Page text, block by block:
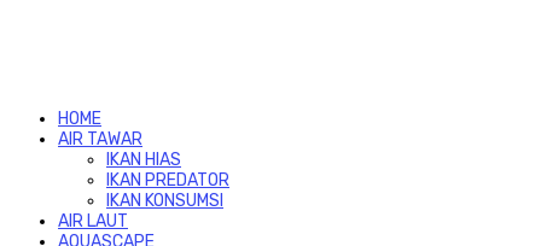
HOME
AIR TAWAR
IKAN HIAS
IKAN PREDATOR
IKAN KONSUMSI
AIR LAUT
AQUASCAPE